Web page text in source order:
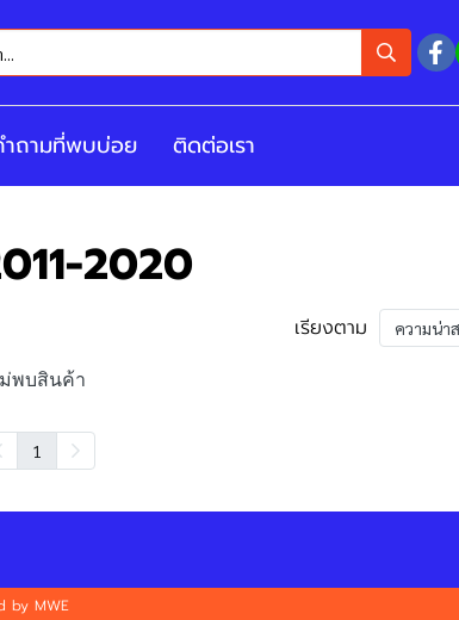
ำถามที่พบบ่อย ติดต่อเรา
2020
เรียงตาม ความน่า
พบสินค้า
1
by MWE